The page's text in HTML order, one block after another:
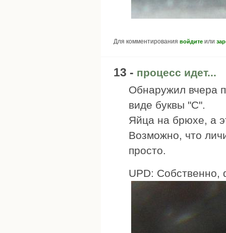
Для комментирования войдите или
13 - процесс идет...
Обнаружил вчера
виде буквы "С".
Яйца на брюхе, а
Возможно, что
просто.
UPD: Собственно,